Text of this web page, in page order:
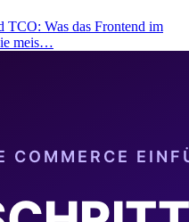
TCO: Was das Frontend im
meis…